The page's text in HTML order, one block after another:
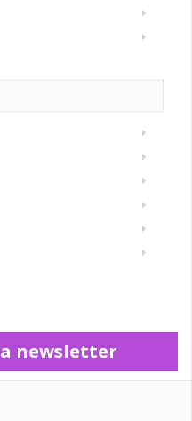
newsletter